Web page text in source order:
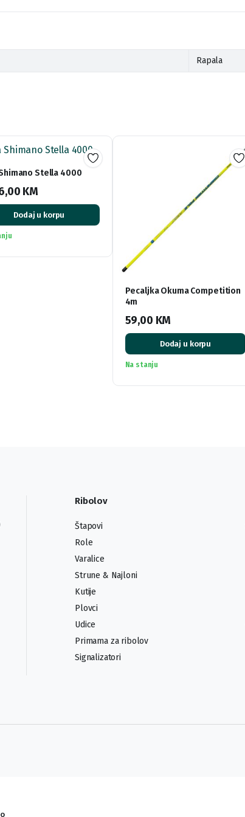
Rapala
Stella 4000
KM
Dodaj u korpu
Pecaljka Okuma Competition
4m
59,00 KM
Dodaj u korpu
Na stanju
Ribolov
Štapovi
Role
Varalice
Strune & Najloni
Kutije
Plovci
Udice
Primama za ribolov
Signalizatori